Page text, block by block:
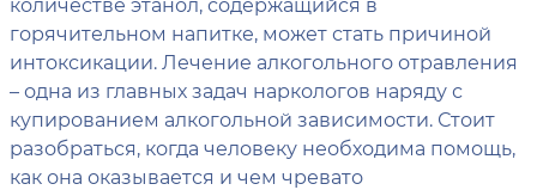
горячительном напитке, может стать причиной
интоксикации. Лечение алкогольного отравления
– одна из главных задач наркологов наряду с
купированием алкогольной зависимости. Стоит
разобраться, когда человеку необходима помощь,
как она оказывается и чем чревато